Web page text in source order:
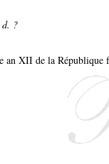
?
an XII de la